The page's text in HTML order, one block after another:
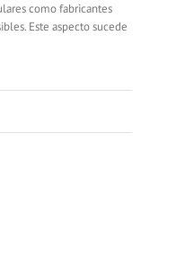
como fabricantes
Este aspecto sucede